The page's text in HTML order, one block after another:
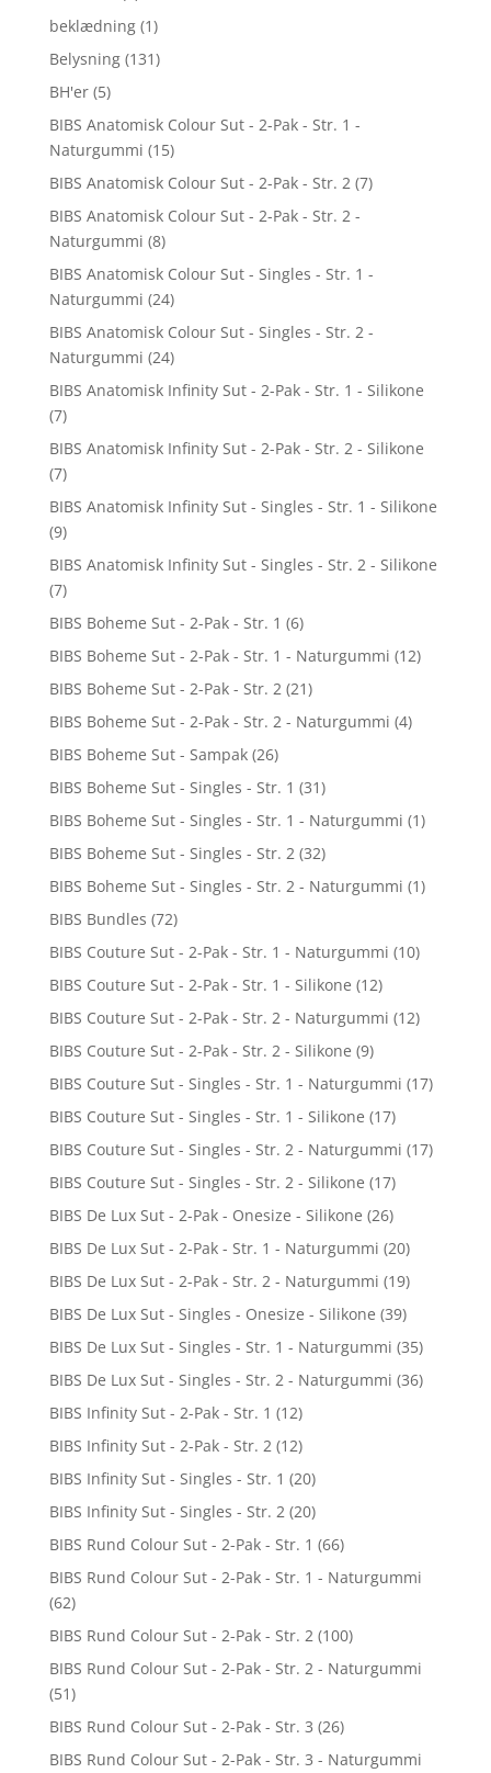
beklædning (1)
Belysning (131)
BH'er (5)
BIBS Anatomisk Colour Sut - 2-Pak - Str. 1 -
Naturgummi (15)
BIBS Anatomisk Colour Sut - 2-Pak - Str. 2 (7)
BIBS Anatomisk Colour Sut - 2-Pak - Str. 2 -
Naturgummi (8)
BIBS Anatomisk Colour Sut - Singles - Str. 1 -
Naturgummi (24)
BIBS Anatomisk Colour Sut - Singles - Str. 2 -
Naturgummi (24)
BIBS Anatomisk Infinity Sut - 2-Pak - Str. 1 - Silikone
(7)
BIBS Anatomisk Infinity Sut - 2-Pak - Str. 2 - Silikone
(7)
BIBS Anatomisk Infinity Sut - Singles - Str. 1 - Silikone
(9)
BIBS Anatomisk Infinity Sut - Singles - Str. 2 - Silikone
(7)
BIBS Boheme Sut - 2-Pak - Str. 1 (6)
BIBS Boheme Sut - 2-Pak - Str. 1 - Naturgummi (12)
BIBS Boheme Sut - 2-Pak - Str. 2 (21)
BIBS Boheme Sut - 2-Pak - Str. 2 - Naturgummi (4)
BIBS Boheme Sut - Sampak (26)
BIBS Boheme Sut - Singles - Str. 1 (31)
BIBS Boheme Sut - Singles - Str. 1 - Naturgummi (1)
BIBS Boheme Sut - Singles - Str. 2 (32)
BIBS Boheme Sut - Singles - Str. 2 - Naturgummi (1)
BIBS Bundles (72)
BIBS Couture Sut - 2-Pak - Str. 1 - Naturgummi (10)
BIBS Couture Sut - 2-Pak - Str. 1 - Silikone (12)
BIBS Couture Sut - 2-Pak - Str. 2 - Naturgummi (12)
BIBS Couture Sut - 2-Pak - Str. 2 - Silikone (9)
BIBS Couture Sut - Singles - Str. 1 - Naturgummi (17)
BIBS Couture Sut - Singles - Str. 1 - Silikone (17)
BIBS Couture Sut - Singles - Str. 2 - Naturgummi (17)
BIBS Couture Sut - Singles - Str. 2 - Silikone (17)
BIBS De Lux Sut - 2-Pak - Onesize - Silikone (26)
BIBS De Lux Sut - 2-Pak - Str. 1 - Naturgummi (20)
BIBS De Lux Sut - 2-Pak - Str. 2 - Naturgummi (19)
BIBS De Lux Sut - Singles - Onesize - Silikone (39)
BIBS De Lux Sut - Singles - Str. 1 - Naturgummi (35)
BIBS De Lux Sut - Singles - Str. 2 - Naturgummi (36)
BIBS Infinity Sut - 2-Pak - Str. 1 (12)
BIBS Infinity Sut - 2-Pak - Str. 2 (12)
BIBS Infinity Sut - Singles - Str. 1 (20)
BIBS Infinity Sut - Singles - Str. 2 (20)
BIBS Rund Colour Sut - 2-Pak - Str. 1 (66)
BIBS Rund Colour Sut - 2-Pak - Str. 1 - Naturgummi
(62)
BIBS Rund Colour Sut - 2-Pak - Str. 2 (100)
BIBS Rund Colour Sut - 2-Pak - Str. 2 - Naturgummi
(51)
BIBS Rund Colour Sut - 2-Pak - Str. 3 (26)
BIBS Rund Colour Sut - 2-Pak - Str. 3 - Naturgummi